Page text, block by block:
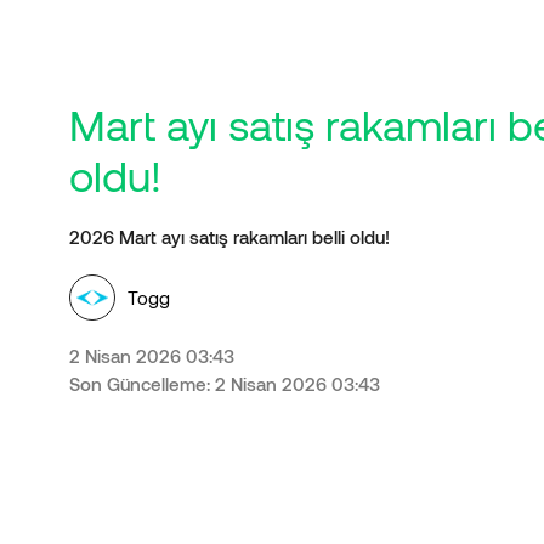
Mart ayı satış rakamları
oldu!
2026 Mart ayı satış rakamları belli oldu!
Togg
2 Nisan 2026 03:43
Son Güncelleme: 2 Nisan 2026 03:43